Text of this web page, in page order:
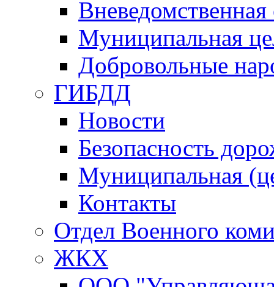
Вневедомственная
Муниципальная
Добровольные
ГИБДД
Новости
Безопасность
Муниципальная
Контакты
Отдел Военного
ЖКХ